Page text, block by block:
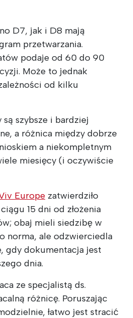
D7, jak i D8 mają
przetwarzania.
podaje od 60 do 90
Może to jednak
od kilku
szybsze i bardziej
a różnica między dobrze
a niekompletnym
miesięcy (i oczywiście
Europe zatwierdziło
15 dni od złożenia
obaj mieli siedzibę w
norma, ale odzwierciedla
gdy dokumentacja jest
dnia.
ze specjalistą ds.
różnicę. Poruszając
łatwo jest stracić